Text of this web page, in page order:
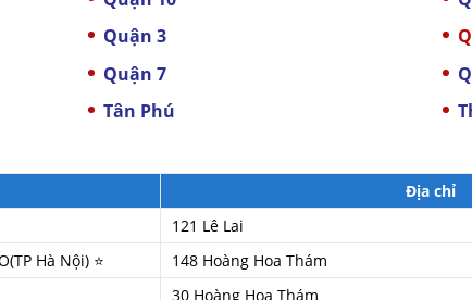
Quận 3
Quận 7
Tân Phú
Địa chỉ
121 Lê Lai
Hà Nội) ⭐
148 Hoàng Hoa Thám
30 Hoàng Hoa Thám